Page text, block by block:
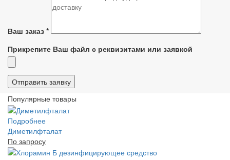
Ваш заказ *
Прикрепите Ваш файл с реквизитами или заявкой
Популярные товары
Подробнее
Диметилфталат
По запросу